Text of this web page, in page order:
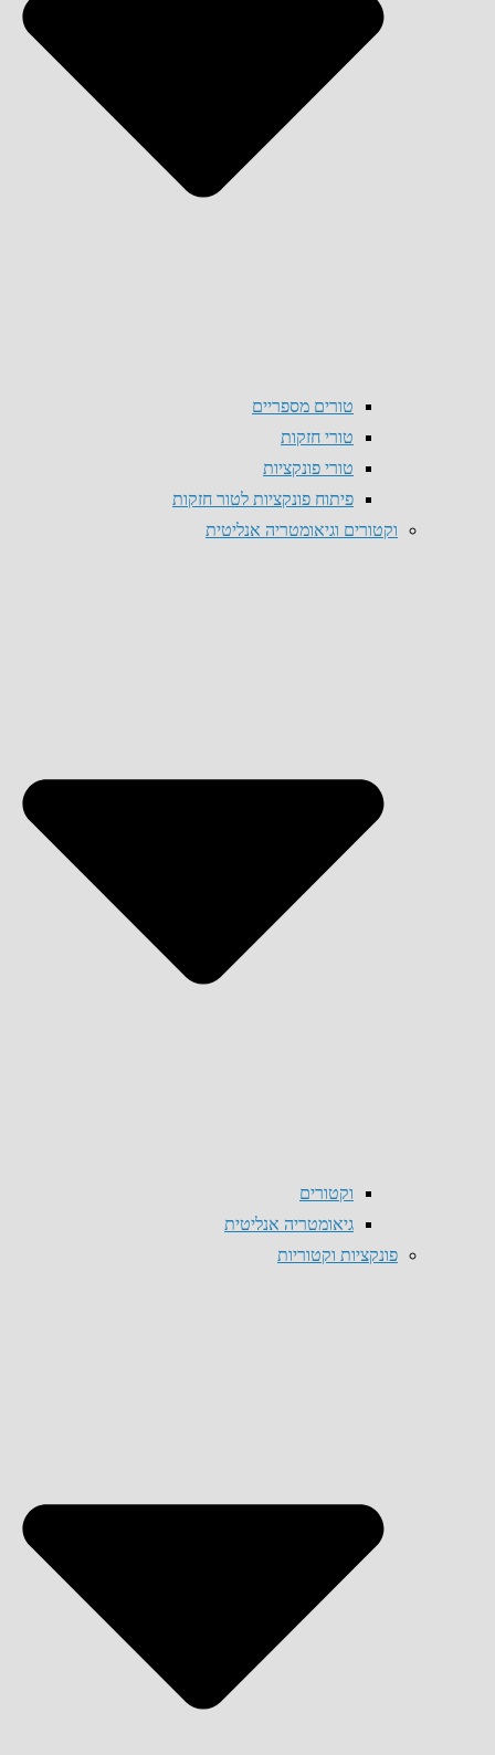
טורים מספריים
טורי חזקות
טורי פונקציות
פיתוח פונקציות לטור חזקות
וקטורים וגיאומטריה אנליטית
וקטורים
גיאומטריה אנליטית
פונקציות וקטוריות